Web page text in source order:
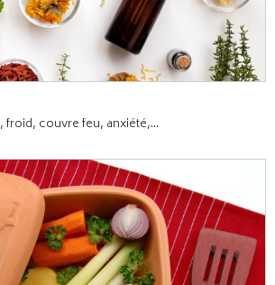
froid, couvre feu, anxiété,...